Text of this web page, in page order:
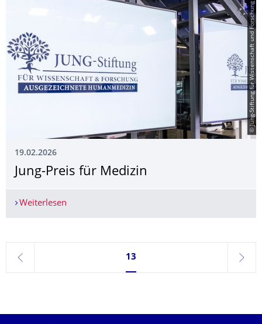
© Jung-Stiftung für Wissenschaft und Forschung
19.02.2026
Jung-Preis für Medizin
Weiterlesen
zurück
Seite 13, aktuell ausgewählt
13
weiter